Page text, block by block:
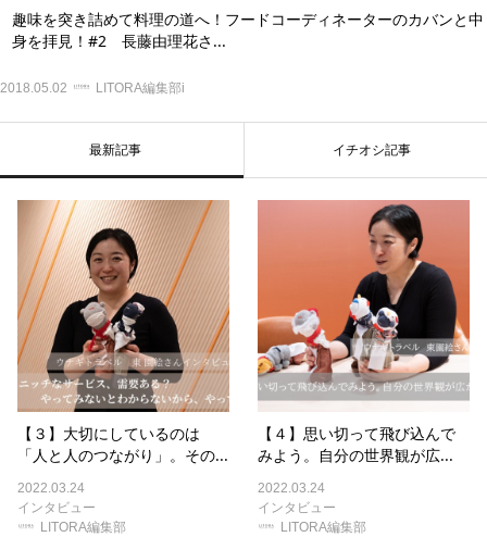
趣味を突き詰めて料理の道へ！フードコーディネーターのカバンと中
身を拝見！#2 長藤由理花さ...
2018.05.02 LITORA編集部i
最新記事 イチオシ記事
【３】大切にしているのは
「人と人のつながり」。その...
2022.03.24
インタビュー
LITORA編集部
【４】思い切って飛び込んで
みよう。自分の世界観が広...
2022.03.24
インタビュー
LITORA編集部